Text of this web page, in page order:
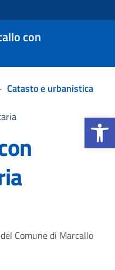
Apri la
con
Catasto e urbanistica
Comune di Marcallo